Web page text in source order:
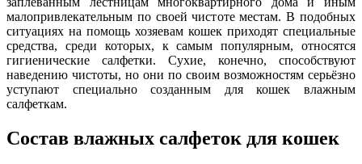
малопривлекательным по своей чистоте местам. В подобных
ситуациях на помощь хозяевам кошек приходят специальные
средства, среди которых, к самым популярным, относятся
гигиенические салфетки. Сухие, конечно, способствуют
наведению чистоты, но они по своим возможностям серьёзно
уступают специально созданным для кошек влажным
салфеткам.
Состав влажных салфеток для кошек